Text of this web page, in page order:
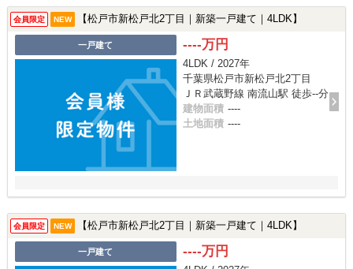
会員限定 NEW 【松戸市新松戸北2丁目｜新築一戸建て｜4LDK】
一戸建て ----万円
4LDK / 2027年
千葉県松戸市新松戸北2丁目
ＪＲ武蔵野線 南流山駅 徒歩--分
建物面積 ----
土地面積 ----
会員限定 NEW 【松戸市新松戸北2丁目｜新築一戸建て｜4LDK】
一戸建て ----万円